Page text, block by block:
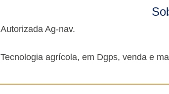
Autorizada Ag-nav.
Tecnologia agrícola, em Dgps, venda e